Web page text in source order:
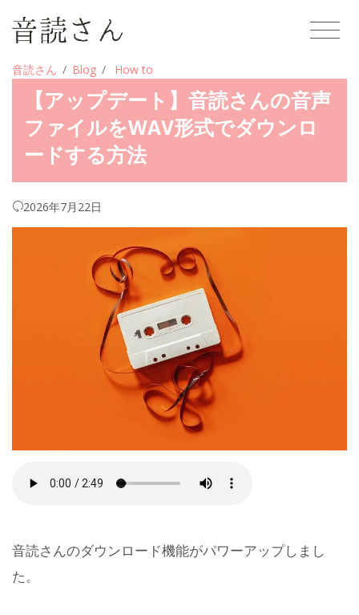
音読さん Blog How to
【アップデート】音読さんの音声
ファイルをWAV形式でダウンロ
ードする方法
2026年7月22日
音読さんのダウンロード機能がパワーアップしまし
た。